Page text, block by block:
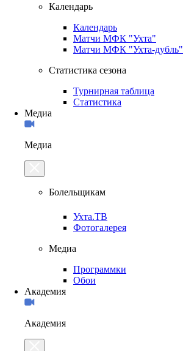
Календарь
Календарь
Матчи МФК "Ухта"
Матчи МФК "Ухта-дубль"
Статистика сезона
Турнирная таблица
Статистика
Медиа
Медиа
Болельщикам
Ухта.ТВ
Фотогалерея
Медиа
Программки
Обои
Академия
Академия